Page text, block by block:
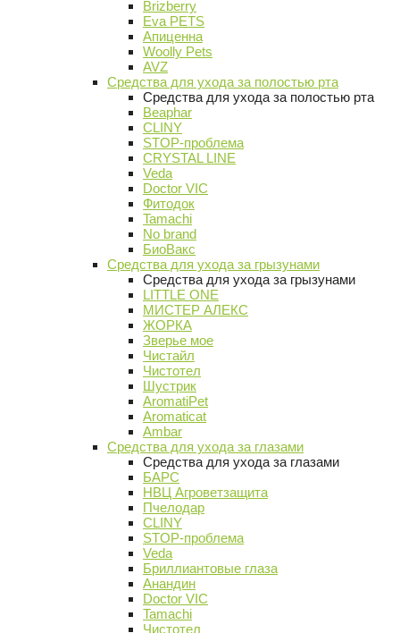
Brizberry
Eva PETS
Апиценна
Woolly Pets
AVZ
Средства для ухода за полостью рта
Средства для ухода за полостью рта
Beaphar
CLINY
STOP-проблема
CRYSTAL LINE
Veda
Doctor VIC
Фитодок
Tamachi
No brand
БиоВакс
Средства для ухода за грызунами
Средства для ухода за грызунами
LITTLE ONE
МИСТЕР АЛЕКС
ЖОРКА
Зверье мое
Чистайл
Чистотел
Шустрик
AromatiPet
Aromaticat
Ambar
Средства для ухода за глазами
Средства для ухода за глазами
БАРС
НВЦ Агроветзащита
Пчелодар
CLINY
STOP-проблема
Veda
Бриллиантовые глаза
Анандин
Doctor VIC
Tamachi
Чистотел